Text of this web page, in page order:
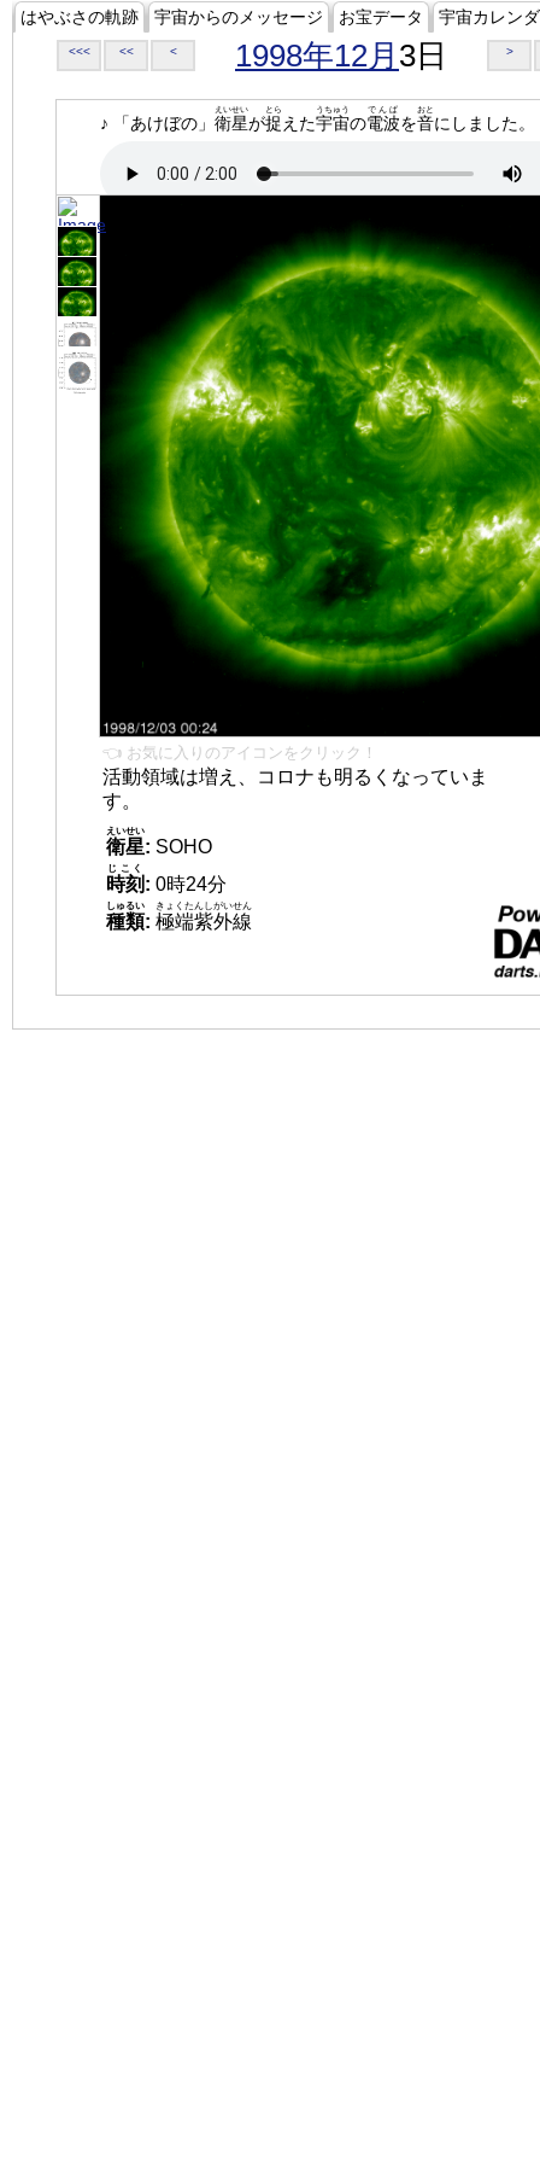
はやぶさの軌跡 宇宙からのメッセージ お宝データ 宇宙カレン
<<< << < 1998年12月 3日 >
♪ 「あけぼの」 衛星
えいせい
が捉
とら
えた宇宙
うちゅう
の電波
でんぱ
を音
おと
にしました。
👈 お気に入りのアイコンをクリック！
活動領域は増え、コロナも明るくなっていま
す。
衛星
えいせい
: SOHO
時刻
じこく
: 0時24分
種類
しゅるい
: 極端紫外線
きょくたんしがいせん